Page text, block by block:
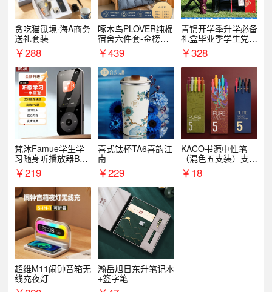
贪吃猫觅境·海A商务
送礼套装
￥288
啄木鸟PLOVER纯棉
宿舍六件套-金榜题
名
￥439
青锦开学季升学必备
礼盒毕业季学生党户
外出行备考装备礼品
￥328
梵沐Famue学生学
习随身听播放器BL1
5（64G）
￥219
喜式钛杯TA6喜韵江
南
￥229
KACO书源中性笔
（混色五支装）支持
logo定制
￥18
超维M11闹钟音箱无
线充夜灯
瀚岳旭日东升笔记本
+签字笔